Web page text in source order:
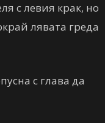
с левия крак, но
лявата греда
с глава да